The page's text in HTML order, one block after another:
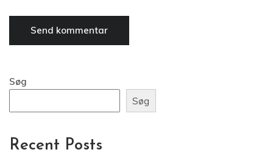
Søg
Søg
Recent Posts